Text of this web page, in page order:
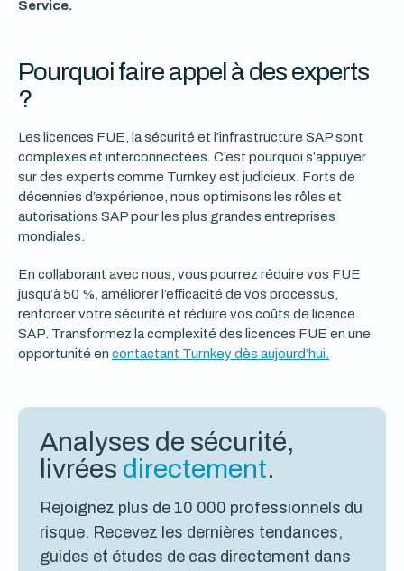
Service.
Pourquoi faire appel à des experts
?
Les licences FUE, la sécurité et l’infrastructure SAP sont
complexes et interconnectées. C’est pourquoi s’appuyer
sur des experts comme Turnkey est judicieux. Forts de
décennies d’expérience, nous optimisons les rôles et
autorisations SAP pour les plus grandes entreprises
mondiales.
En collaborant avec nous, vous pourrez réduire vos FUE
jusqu’à 50 %, améliorer l’efficacité de vos processus,
renforcer votre sécurité et réduire vos coûts de licence
SAP. Transformez la complexité des licences FUE en une
opportunité en contactant Turnkey dès aujourd’hui.
Analyses de sécurité,
livrées directement.
Rejoignez plus de 10 000 professionnels du
risque. Recevez les dernières tendances,
guides et études de cas directement dans